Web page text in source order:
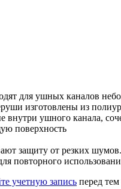
для ушных каналов
изготовлены из
внутри ушного канала,
поверхность
защиту от резких шумов.
повторного
учетную запись перед